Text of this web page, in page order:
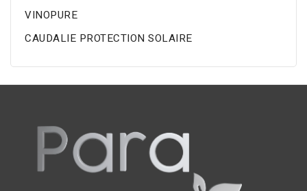
VINOPURE
CAUDALIE PROTECTION SOLAIRE